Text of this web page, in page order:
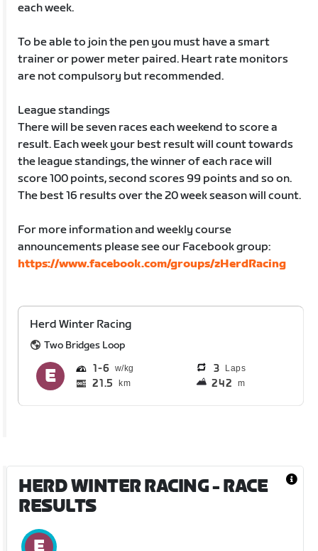
each week.
To be able to join the pen you must have a smart
trainer or power meter paired. Heart rate monitors
are not compulsory but recommended.
League standings
There will be seven races each weekend to score a
result. Each week your best result will count towards
the league standings, the winner of each race will
score 100 points, second scores 99 points and so on.
The best 16 results over the 20 week season will count.
For more information and weekly course
announcements please see our Facebook group:
https://www.facebook.com/groups/zHerdRacing
Herd Winter Racing
Two Bridges Loop
1 6 3 Laps
21.5 km 242 m
HERD WINTER RACING- RACE
RESULTS